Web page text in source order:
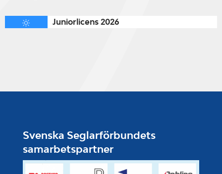
Juniorlicens 2026
Svenska Seglarförbundets
samarbetspartner